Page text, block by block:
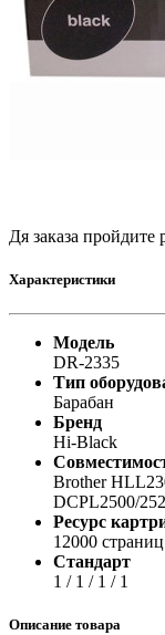
Дя заказа пройдите
Характеристики
Модель
DR-2335
Тип
Барабан
Бренд
Hi-Black
Brother
DCPL2500/
Ресурс
12000 страниц
Стандарт
1 / 1 / 1 / 1
Описание товара